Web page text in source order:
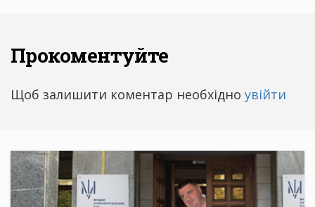
Прокоментуйте
Щоб залишити коментар необхідно увійти